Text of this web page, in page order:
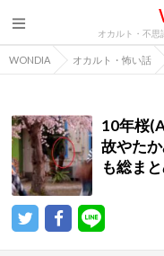
オカルト・不思
WONDIA オカルト・怖い話
10年桜
故やた
も総ま